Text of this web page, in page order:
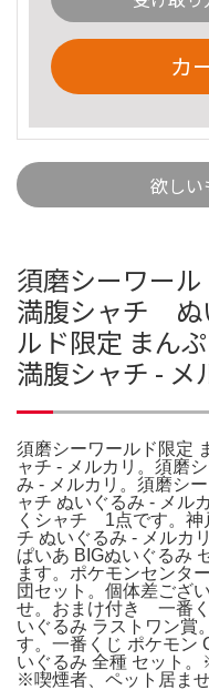
カ
欲しい
須磨シーワー
満腹シャチ ぬ
ルド限定 まん
満腹シャチ - メ
須磨シーワールド限定
ャチ - メルカリ。須磨
み - メルカリ。須磨シ
ャチ ぬいぐるみ - メル
くシャチ 1点です。神
チ ぬいぐるみ - メルカ
ぱいあ BIGぬいぐるみ
ます。ポケモンセンタ
団セット。個体差ござ
せ。おまけ付き 一番
いぐるみ ラストワン賞
す。一番くじ ポケモン
いぐるみ 全種 セット
※喫煙者、ペット居ま